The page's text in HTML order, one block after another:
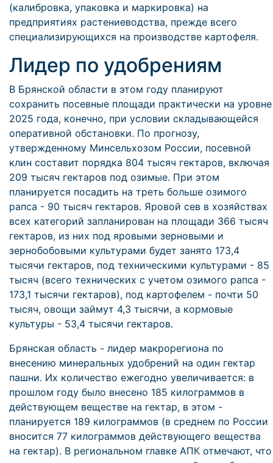
(калибровка, упаковка и маркировка) на
предприятиях растениеводства, прежде всего
специализирующихся на производстве картофеля.
Лидер по удобрениям
В Брянской области в этом году планируют
сохранить посевные площади практически на уровне
2025 года, конечно, при условии складывающейся
оперативной обстановки. По прогнозу,
утвержденному Минсельхозом России, посевной
клин составит порядка 804 тысяч гектаров, включая
209 тысяч гектаров под озимые. При этом
планируется посадить на треть больше озимого
рапса - 90 тысяч гектаров. Яровой сев в хозяйствах
всех категорий запланирован на площади 366 тысяч
гектаров, из них под яровыми зерновыми и
зернобобовыми культурами будет занято 173,4
тысячи гектаров, под техническими культурами - 85
тысяч (всего технических с учетом озимого рапса -
173,1 тысячи гектаров), под картофелем - почти 50
тысяч, овощи займут 4,3 тысячи, а кормовые
культуры - 53,4 тысячи гектаров.
Брянская область - лидер макрорегиона по
внесению минеральных удобрений на один гектар
пашни. Их количество ежегодно увеличивается: в
прошлом году было внесено 185 килограммов в
действующем веществе на гектар, в этом -
планируется 189 килограммов (в среднем по России
вносится 77 килограммов действующего вещества
на гектар). В региональном главке АПК отмечают, что